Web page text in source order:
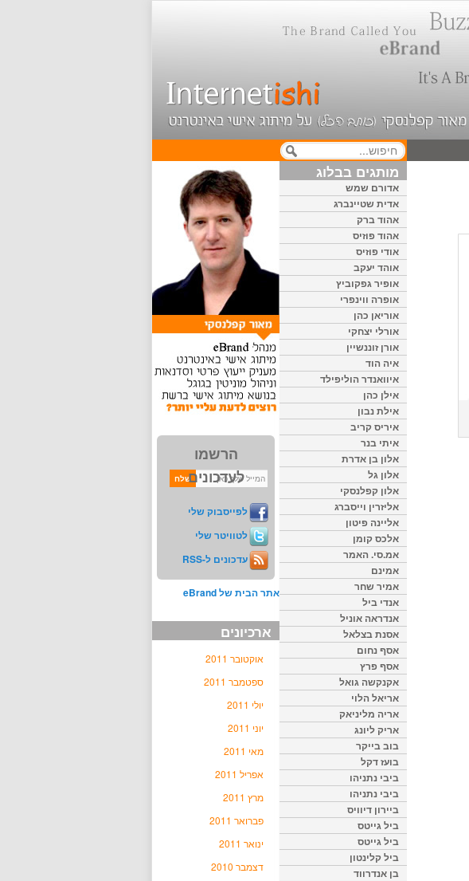
הרשמו
לעדכונים
לפייסבוק שלי
לטוויטר שלי
עדכונים ל-RSS
אתר הבית של eBrand
ארכיונים
אוקטובר 2011
ספטמבר 2011
יולי 2011
יוני 2011
מאי 2011
אפריל 2011
מרץ 2011
פברואר 2011
ינואר 2011
דצמבר 2010
מותגים בבלוג
אדורם שמש
אדית שטיינברג
אהוד ברק
אהוד פוזיס
אודי פוזיס
אוהד יעקב
אופיר גפקוביץ
אופרה ווינפרי
אוריאן כהן
אורלי יצחקי
אורן זוננשיין
איה הוד
איוואנדר הוליפילד
אילן כהן
אילת נבון
איריס קריב
איתי בנר
אלון בן אדרת
אלון גל
אלון קפלנסקי
אליזרין וייסברג
אליינה פיטון
אלכס קומן
אמ.סי. האמר
אמינם
אמיר שחר
אנדי ביל
אנדראה אוניל
אסנת בצלאל
אסף נחום
אסף פרץ
אקנקשה גואל
אריאל הלוי
אריה מליניאק
אריק ליונג
בוב בייקר
בועז דקל
ביבי נתניהו
ביבי נתניהו
ביירון דיוויס
ביל גייטס
ביל גייטס
ביל קלינטון
בן אנדרווד